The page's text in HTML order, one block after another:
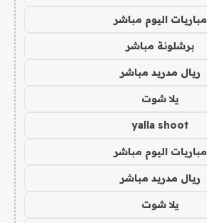
مباريات اليوم مباشر
برشلونة مباشر
ريال مدريد مباشر
يلا شوت
yalla shoot
مباريات اليوم مباشر
ريال مدريد مباشر
يلا شوت